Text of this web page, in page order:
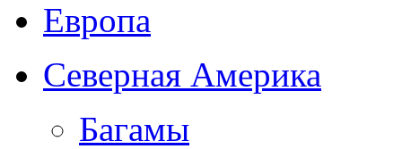
Европа
Северная Америка
Багамы